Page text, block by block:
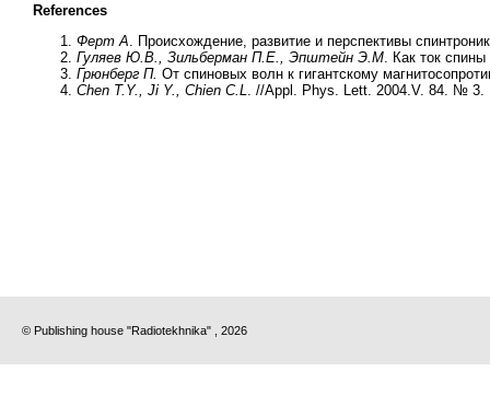
References
Ферт А. Происхождение, развитие и перспективы
Гуляев Ю.В., Зильберман П.Е., Эпштейн Э.М. Как ток
Грюнберг П. От спиновых волн к гигантскому
Chen T.Y., Ji Y., Chien C.L. //Appl. Phys. Lett. 2004.V. 84. № 3.
© Publishing house "Radiotekhnika" , 2026